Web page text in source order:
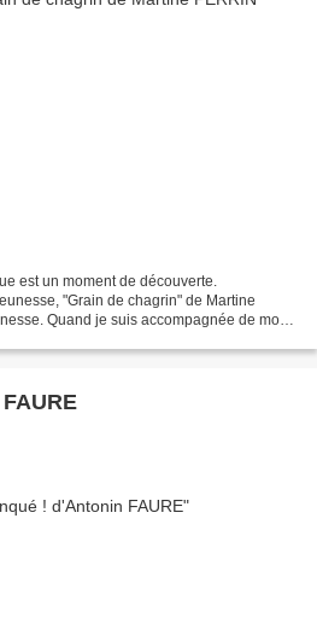
est un moment de découverte.
"Grain de chagrin" de Martine
Quand je suis accompagnée de mon